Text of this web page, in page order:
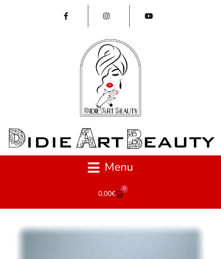
Menu
0.00€
0